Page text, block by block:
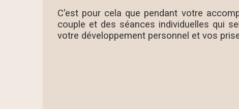
C'est pour cela que pendant votre
couple et des séances individuelles qui
votre développement personnel et vos